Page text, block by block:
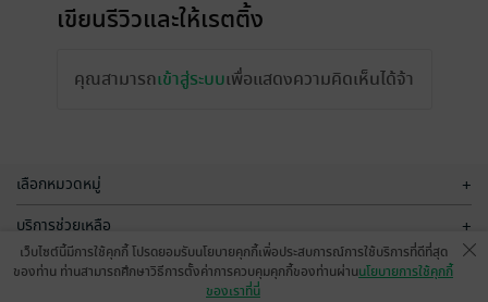
เขียนรีวิวและให้เรตติ้ง
คุณสามารถเข้าสู่ระบบเพื่อแสดงความคิดเห็นได้จ้า
เลือกหมวดหมู่ +
บริการช่วยเหลือ +
เกี่ยวกับเรา
เว็บไซต์นี้มีการใช้คุกกี้ โปรดยอมรับนโยบายคุกกี้เพื่อประสบการณ์การใช้บริการที่ดีที่สุด
ของท่าน ท่านสามารถศึกษาวิธีการตั้งค่าการควบคุมคุกกี้ของท่านผ่านนโยบายการใช้คุกกี้
ของเราที่นี่